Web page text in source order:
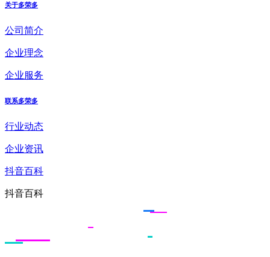
关于多荣多
公司简介
企业理念
企业服务
联系多荣多
行业动态
企业资讯
抖音百科
抖音百科